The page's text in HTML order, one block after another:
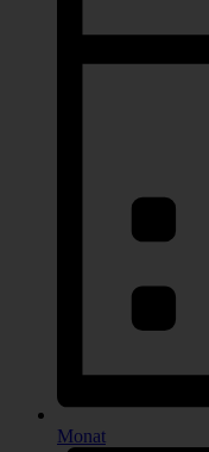
Monat